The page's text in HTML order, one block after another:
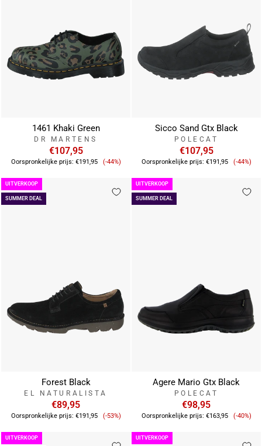
1461 Khaki Green
DR MARTENS
€107,95
Oorspronkelijke prijs: €191,95 Verkoopprijs
(-44%)
Sicco Sand Gtx Black
POLECAT
€107,95
Oorspronkelijke prijs: €191,95 (-44%)
SUMMER DEAL
UITVERKOOP
Forest Black
EL NATURALISTA
€89,95
Oorspronkelijke prijs: €191,95 Verkoopprijs
(-53%)
SUMMER DEAL
UITVERKOOP
Agere Mario Gtx Black
POLECAT
€98,95
Oorspronkelijke prijs: €163,95 (-40%)
UITVERKOOP UITVERKOOP